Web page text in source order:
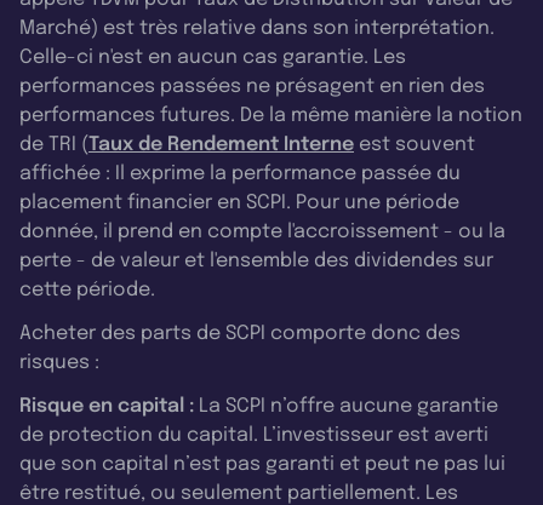
Marché) est très relative dans son interprétation.
Celle-ci n'est en aucun cas garantie. Les
performances passées ne présagent en rien des
performances futures. De la même manière la notion
de TRI (Taux de Rendement Interne est souvent
affichée : Il exprime la performance passée du
placement financier en SCPI. Pour une période
donnée, il prend en compte l'accroissement - ou la
perte - de valeur et l'ensemble des dividendes sur
cette période.
Acheter des parts de SCPI comporte donc des
risques :
Risque en capital : La SCPI n’offre aucune garantie
de protection du capital. L’investisseur est averti
que son capital n’est pas garanti et peut ne pas lui
être restitué, ou seulement partiellement. Les